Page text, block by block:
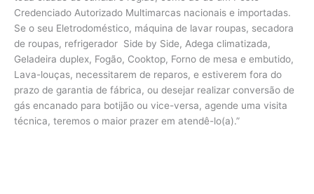
Credenciado Autorizado Multimarcas nacionais e importadas.
Se o seu Eletrodoméstico, máquina de lavar roupas, secadora
de roupas, refrigerador Side by Side, Adega climatizada,
Geladeira duplex, Fogão, Cooktop, Forno de mesa e embutido,
Lava-louças, necessitarem de reparos, e estiverem fora do
prazo de garantia de fábrica, ou desejar realizar conversão de
gás encanado para botijão ou vice-versa, agende uma visita
técnica, teremos o maior prazer em atendê-lo(a).”